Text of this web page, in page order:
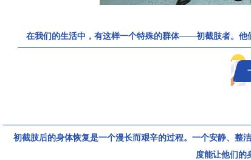
在我们的生活中，有这样一个特殊的群体——初截肢者。他
初截肢后的身体恢复是一个漫长而艰辛的过程。一个安静、整
度能让他们的